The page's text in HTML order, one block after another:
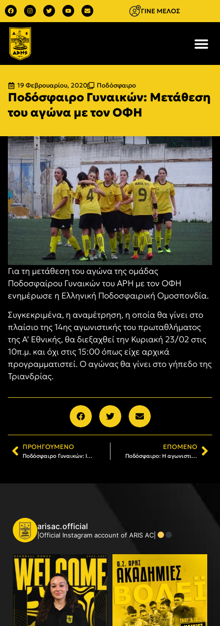
ΓΙΝΕ ΜΕΛΟΣ
19 Φεβρουαρίου, 2020 Ποδόσφαιρο
Ποδόσφαιρο Γυναικών: Μετάθεση
του αγώνα με τον ΟΦΗ
Για τη μετάθεση του αγώνα της ομάδας
Ποδοσφαίρου Γυναικών του ΑΡΗ με τον ΟΦΗ
ενημέρωσε η Ελληνική Ποδοσφαιρική Ομοσπονδία.
Συγκεκριμένα, η αναμέτρηση, η οποία θα γίνει στο
πλαίσιο της 14ης αγωνιστικής του πρωταθλήματος
της Α’ Εθνικής, θα διεξαχθεί την Κυριακή 23/02 στις
10π.μ. και όχι στις 15:00 όπως είχε αρχικά
προγραμματιστεί. Ο αγώνας θα γίνει στο γήπεδο της
Τριανδρίας.
ΠΡΟΗΓΟΎΜΕΝΟ
Ποδόσφαιρο Γυναικών: Ισόπαλος ο ΑΡΗΣ στην Αθήνα με Ατρόμητο (1-1)
ΕΠΌΜΕΝΟ
Ποδόσφαιρο: Η αγωνιστική δραστηριότητα των τμημάτων του Α.Σ. ΑΡΗΣ
arisac.official
|Official Instagram account of ARIS AC|